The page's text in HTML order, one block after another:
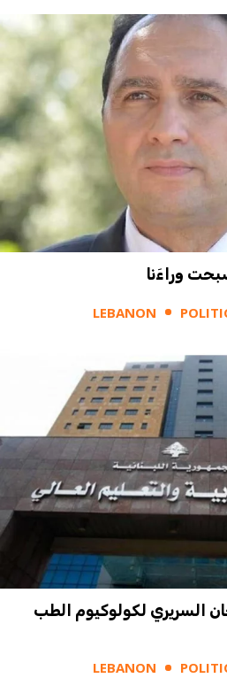
وراءَنا
LEBANON
السريري لكولوكيوم الطب
LEBANON